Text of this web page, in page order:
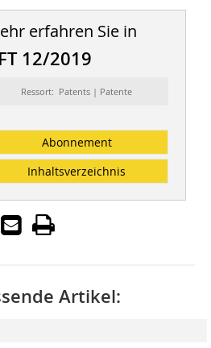
erfahren Sie in
12/2019
Ressort: Patents | Patente
Abonnement
Inhaltsverzeichnis
Artikel: